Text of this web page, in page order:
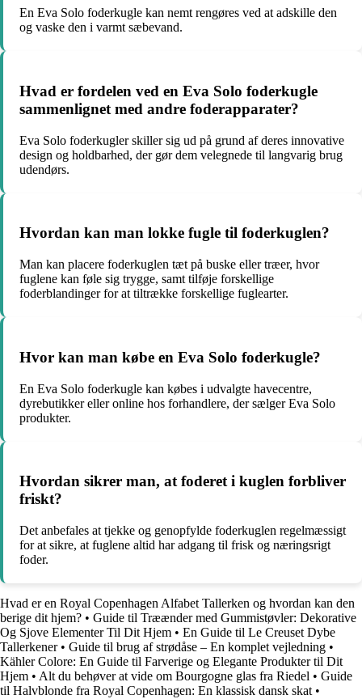
En Eva Solo foderkugle kan nemt rengøres ved at adskille den
og vaske den i varmt sæbevand.
Hvad er fordelen ved en Eva Solo foderkugle
sammenlignet med andre foderapparater?
Eva Solo foderkugler skiller sig ud på grund af deres innovative
design og holdbarhed, der gør dem velegnede til langvarig brug
udendørs.
Hvordan kan man lokke fugle til foderkuglen?
Man kan placere foderkuglen tæt på buske eller træer, hvor
fuglene kan føle sig trygge, samt tilføje forskellige
foderblandinger for at tiltrække forskellige fuglearter.
Hvor kan man købe en Eva Solo foderkugle?
En Eva Solo foderkugle kan købes i udvalgte havecentre,
dyrebutikker eller online hos forhandlere, der sælger Eva Solo
produkter.
Hvordan sikrer man, at foderet i kuglen forbliver
friskt?
Det anbefales at tjekke og genopfylde foderkuglen regelmæssigt
for at sikre, at fuglene altid har adgang til frisk og næringsrigt
foder.
Hvad er en Royal Copenhagen Alfabet Tallerken og hvordan kan den
berige dit hjem? • Guide til Træænder med Gummistøvler: Dekorative
Og Sjove Elementer Til Dit Hjem • En Guide til Le Creuset Dybe
Tallerkener• Guide til brug af strødåse – En komplet vejledning •
Kähler Colore: En Guide til Farverige og Elegante Produkter til Dit
Hjem • Alt du behøver at vide om Bourgogne glas fra Riedel • Guide
til Halvblonde fra Royal Copenhagen: En klassisk dansk skat •